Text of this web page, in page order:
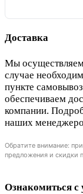
Доставка
Мы осуществляем
случае
пункте
обеспечиваем
компании.
наших
Обратите внимание:
предложения и скидки
Ознакомиться с